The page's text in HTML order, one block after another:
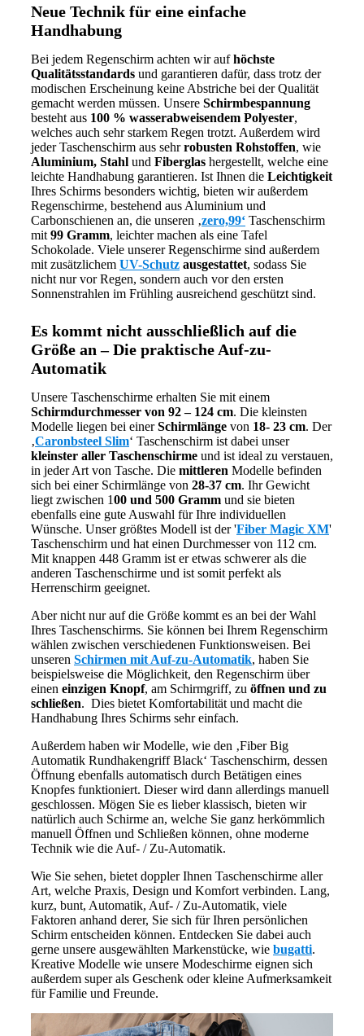
Neue Technik für eine einfache
Handhabung
Bei jedem Regenschirm achten wir aufhöchste
Qualitätsstandards und garantieren dafür, dass trotz der
modischen Erscheinung keine Abstriche bei der Qualität
gemacht werden müssen. Unsere Schirmbespannung
besteht aus 100 % wasserabweisendem Polyester,
welches auch sehr starkem Regen trotzt. Außerdem wird
jeder Taschenschirm aus sehrrobusten Rohstoffen, wie
Aluminium, Stahl und Fiberglas hergestellt, welche eine
leichte Handhabung garantieren. Ist Ihnen die Leichtigkeit
Ihres Schirms besonders wichtig, bieten wir außerdem
Regenschirme, bestehend aus Aluminium und
Carbonschienen an, die unseren ‚zero,99‘ Taschenschirm
mit 99 Gramm, leichter machen als eine Tafel
Schokolade. Viele unserer Regenschirme sind außerdem
mit zusätzlichem UV-Schutz ausgestattet, sodass Sie
nicht nur vor Regen, sondern auch vor den ersten
Sonnenstrahlen im Frühling ausreichend geschützt sind.
Es kommt nicht ausschließlich auf die
Größe an – Die praktische Auf-zu-
Automatik
Unsere Taschenschirme erhalten Sie mit einem
Schirmdurchmesser von 92 – 124 cm. Die kleinsten
Modelle liegen bei einerSchirmlänge von 18- 23 cm. Der
‚Caronbsteel Slim‘ Taschenschirm ist dabei unser
kleinster aller Taschenschirme und ist ideal zu verstauen,
in jeder Art von Tasche. Die mittleren Modelle befinden
sich bei einer Schirmlänge von 28-37 cm. Ihr Gewicht
liegt zwischen 100 und 500 Gramm und sie bieten
ebenfalls eine gute Auswahl für Ihre individuellen
Wünsche. Unser größtes Modell ist der 'Fiber Magic XM'
Taschenschirm und hat einen Durchmesser von 112 cm.
Mit knappen 448 Gramm ist er etwas schwerer als die
anderen Taschenschirme und ist somit perfekt als
Herrenschirm geeignet.
Aber nicht nur auf die Größe kommt es an bei der Wahl
Ihres Taschenschirms. Sie können bei Ihrem Regenschirm
wählen zwischen verschiedenen Funktionsweisen. Bei
unseren Schirmen mit Auf-zu-Automatik, haben Sie
beispielsweise die Möglichkeit, den Regenschirm über
einen einzigen Knopf, am Schirmgriff, zu öffnen und zu
schließen. Dies bietet Komfortabilität und macht die
Handhabung Ihres Schirms sehr einfach.
Außerdem haben wir Modelle, wie den ‚Fiber Big
Automatik Rundhakengriff Black‘ Taschenschirm, dessen
Öffnung ebenfalls automatisch durch Betätigen eines
Knopfes funktioniert. Dieser wird dann allerdings manuell
geschlossen. Mögen Sie es lieber klassisch, bieten wir
natürlich auch Schirme an, welche Sie ganz herkömmlich
manuell Öffnen und Schließen können, ohne moderne
Technik wie die Auf- / Zu-Automatik.
Wie Sie sehen, bietet doppler Ihnen Taschenschirme aller
Art, welche Praxis, Design und Komfort verbinden. Lang,
kurz, bunt, Automatik, Auf- / Zu-Automatik, viele
Faktoren anhand derer, Sie sich für Ihren persönlichen
Schirm entscheiden können. Entdecken Sie dabei auch
gerne unsere ausgewählten Markenstücke, wie bugatti.
Kreative Modelle wie unsere Modeschirme eignen sich
außerdem super als Geschenk oder kleine Aufmerksamkeit
für Familie und Freunde.